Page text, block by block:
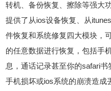
转机、备份恢复、擦除等强大
提供了从ios设备恢复、从
件恢复和系统修复四大模块，
的任意数据进行恢复，包括手
息，通话记录甚至你的safari
手机损坏或ios系统的崩溃造成